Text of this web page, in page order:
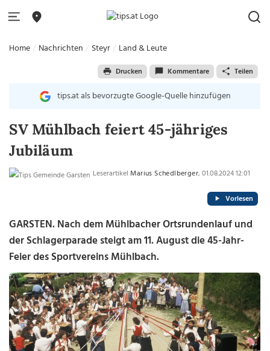
Home Nachrichten Steyr Land & Leute
Drucken Kommentare Teilen
tips.at als bevorzugte Google-Quelle hinzufügen
SV Mühlbach feiert 45-jähriges
Jubiläum
LeserartikelMarius Schedlberger, 01.08.2024 12:01
Vorlesen
GARSTEN. Nach dem Mühlbacher Ortsrundenlauf und
der Schlagerparade steigt am 11. August die 45-Jahr-
Feier des Sportvereins Mühlbach.